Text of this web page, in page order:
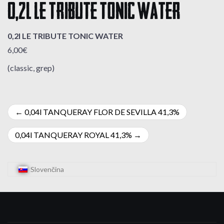
0,2l LE TRIBUTE TONIC WATER
0,2l LE TRIBUTE TONIC WATER
6,00€
(classic, grep)
Navigácia
v
0,04l TANQUERAY FLOR DE SEVILLA 41,3%
0,04l TANQUERAY ROYAL 41,3%
Slovenčina